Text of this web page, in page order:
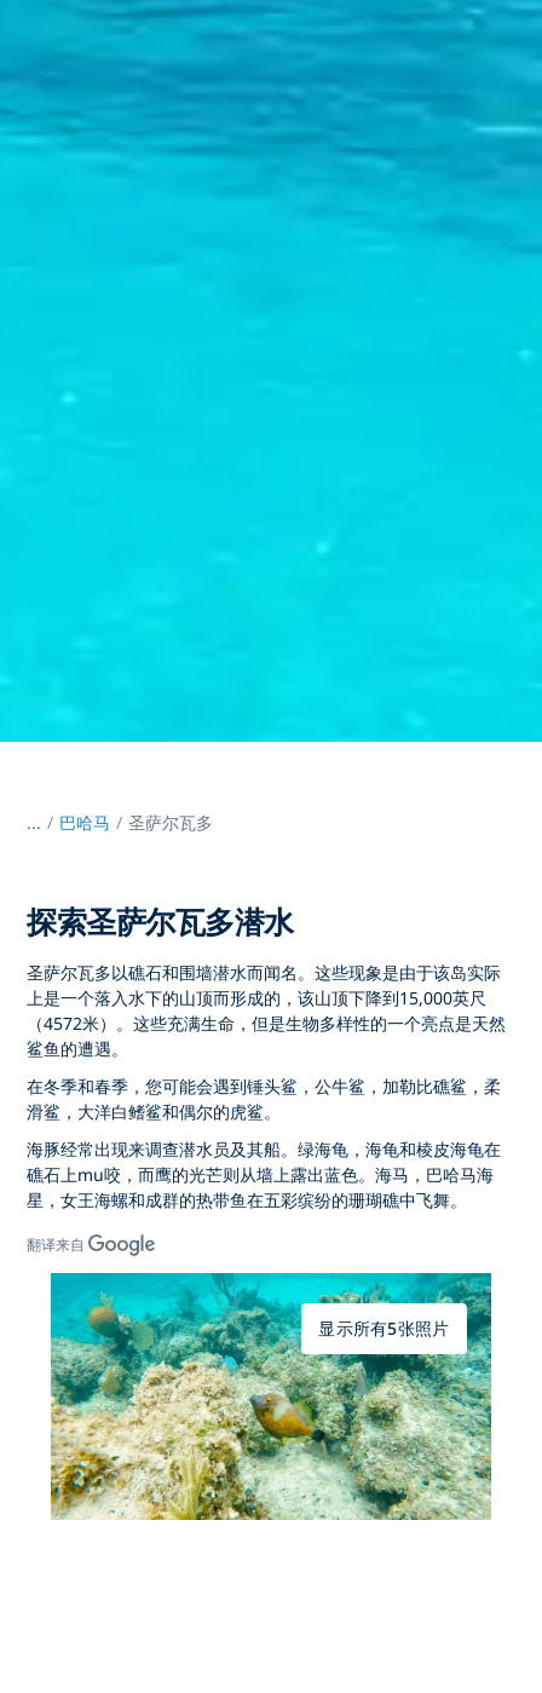
... / 巴哈马 圣萨尔瓦多
探索圣萨尔瓦多潜水
圣萨尔瓦多以礁石和围墙潜水而闻名。这些现象是由于该岛实际
上是一个落入水下的山顶而形成的，该山顶下降到15,000英尺
（4572米）。这些充满生命，但是生物多样性的一个亮点是天然
鲨鱼的遭遇。
在冬季和春季，您可能会遇到锤头鲨，公牛鲨，加勒比礁鲨，柔
滑鲨，大洋白鳍鲨和偶尔的虎鲨。
海豚经常出现来调查潜水员及其船。绿海龟，海龟和棱皮海龟在
礁石上mu咬，而鹰的光芒则从墙上露出蓝色。海马，巴哈马海
星，女王海螺和成群的热带鱼在五彩缤纷的珊瑚礁中飞舞。
翻译来自
显示所有5张照片